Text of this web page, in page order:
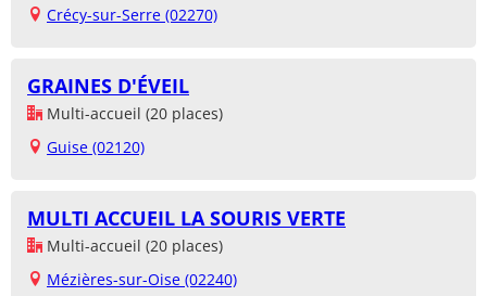
Crécy-sur-Serre (02270)
GRAINES D'ÉVEIL
Multi-accueil (20 places)
Guise (02120)
MULTI ACCUEIL LA SOURIS VERTE
Multi-accueil (20 places)
Mézières-sur-Oise (02240)